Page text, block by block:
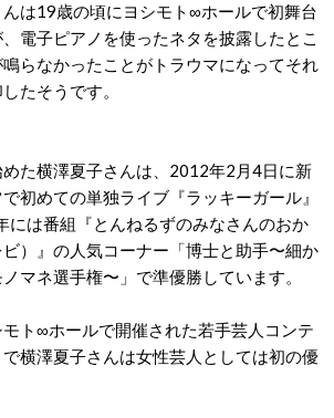
は19歳の頃にヨシモト∞ホールで初舞台
電子ピアノを使ったネタを披露したとこ
らなかったことがトラウマになってそれ
たそうです。
た横澤夏子さんは、2012年2月4日に新
初めての単独ライブ『ラッキーガール』
には番組『とんねるずのみなさんのおか
）』の人気コーナー「博士と助手〜細か
マネ選手権〜」で準優勝しています。
ト∞ホールで開催された若手芸人コンテ
横澤夏子さんは女性芸人としては初の優